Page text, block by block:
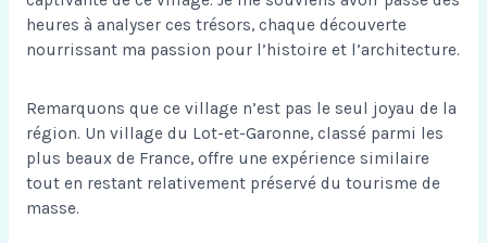
heures à analyser ces trésors, chaque découverte
nourrissant ma passion pour l’histoire et l’architecture.
Remarquons que ce village n’est pas le seul joyau de la
région. Un village du Lot-et-Garonne, classé parmi les
plus beaux de France, offre une expérience similaire
tout en restant relativement préservé du tourisme de
masse.